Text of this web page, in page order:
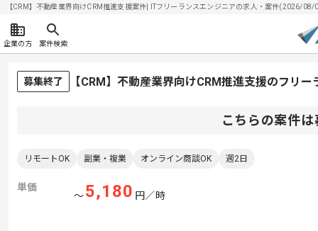
【CRM】不動産業界向けCRM推進支援案件| ITフリーランスエンジニアの求人・案件(2026/08/
企業の方 案件検索
募集終了 【CRM】不動産業界向けCRM推進支援のフリ
こちらの案件
リモートOK 副業・複業 オンライン商談OK 週2日
単価
〜5,180 円／時